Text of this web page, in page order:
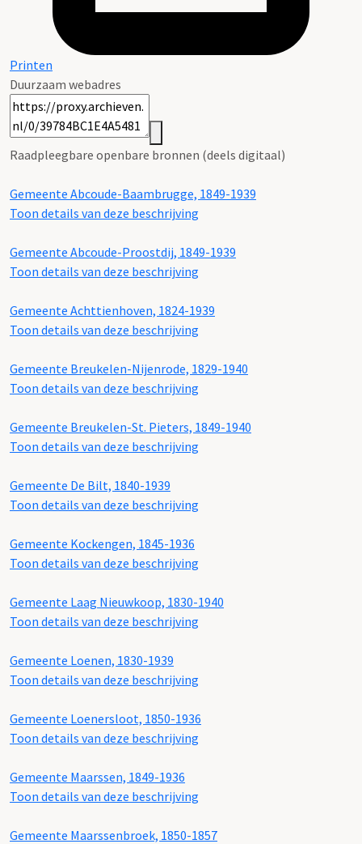
Printen
Duurzaam webadres
Raadpleegbare openbare bronnen (deels digitaal)
Gemeente Abcoude-Baambrugge, 1849-1939
Toon details van deze beschrijving
Gemeente Abcoude-Proostdij, 1849-1939
Toon details van deze beschrijving
Gemeente Achttienhoven, 1824-1939
Toon details van deze beschrijving
Gemeente Breukelen-Nijenrode, 1829-1940
Toon details van deze beschrijving
Gemeente Breukelen-St. Pieters, 1849-1940
Toon details van deze beschrijving
Gemeente De Bilt, 1840-1939
Toon details van deze beschrijving
Gemeente Kockengen, 1845-1936
Toon details van deze beschrijving
Gemeente Laag Nieuwkoop, 1830-1940
Toon details van deze beschrijving
Gemeente Loenen, 1830-1939
Toon details van deze beschrijving
Gemeente Loenersloot, 1850-1936
Toon details van deze beschrijving
Gemeente Maarssen, 1849-1936
Toon details van deze beschrijving
Gemeente Maarssenbroek, 1850-1857